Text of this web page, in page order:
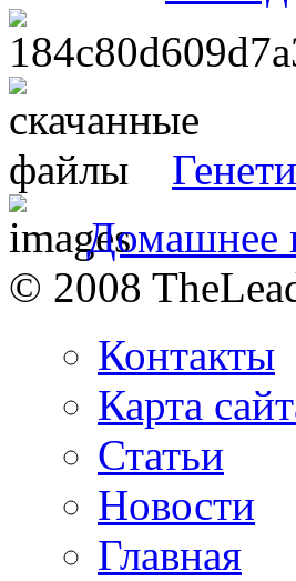
Домашнее
© 2008
Контакты
Карта
Статьи
Новости
Главная